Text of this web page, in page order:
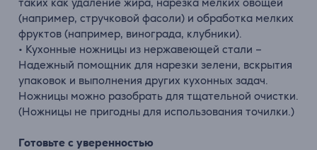
(например, стручковой фасоли) и обработка мелких
фруктов (например, винограда, клубники).
• Кухонные ножницы из нержавеющей стали –
Надежный помощник для нарезки зелени, вскрытия
упаковок и выполнения других кухонных задач.
Ножницы можно разобрать для тщательной очистки.
(Ножницы не пригодны для использования точилки.)
Готовьте с уверенностью